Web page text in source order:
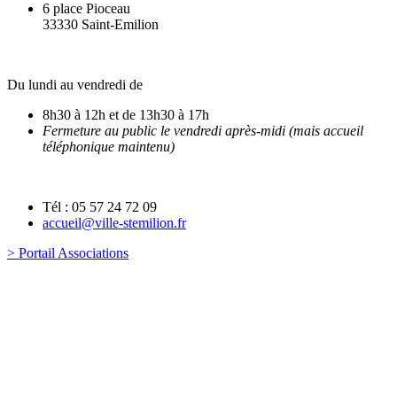
6 place Pioceau
33330 Saint-Emilion
Du lundi au vendredi de
8h30 à 12h et de 13h30 à 17h
Fermeture au public le vendredi après-midi (mais accueil
téléphonique maintenu)
Tél : 05 57 24 72 09
accueil@ville-stemilion.fr
> Portail Associations